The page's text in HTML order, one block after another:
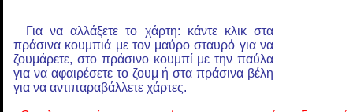
Για να αλλάξετε το χάρτη: κάντε κλικ στα
πράσινα κουμπιά με τον μαύρο σταυρό για να
ζουμάρετε, στο πράσινο κουμπί με την παύλα
για να αφαιρέσετε το ζουμ ή στα πράσινα βέλη
για να αντιπαραβάλλετε χάρτες.